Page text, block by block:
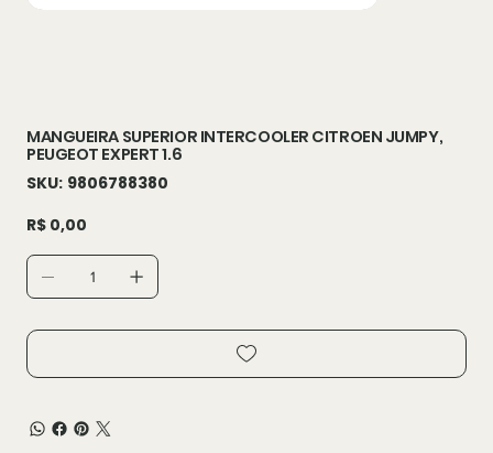
MANGUEIRA SUPERIOR INTERCOOLER CITROEN JUMPY,
PEUGEOT EXPERT 1.6
SKU: SKU
9806788380
9806788380
Preço
R$ 0,00